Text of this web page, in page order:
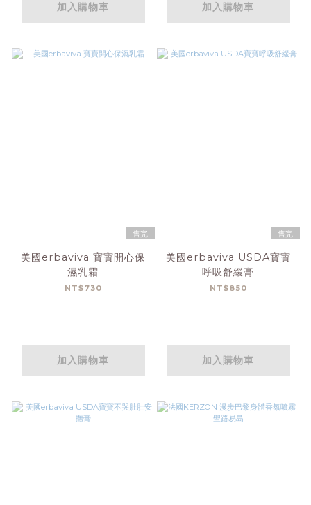
加入購物車 加入購物車
售完
美國erbaviva 寶寶開心保
濕乳霜
NT$730
加入購物車
售完
美國erbaviva USDA寶寶
呼吸舒緩膏
NT$850
加入購物車